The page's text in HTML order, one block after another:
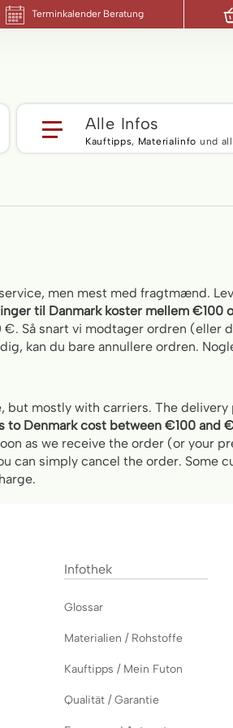
Terminkalender Beratung
Alle Infos
Kauftipps, Materialinfo und
men mest med fragtmænd.
til Danmark koster mellem €100
Så snart vi modtager ordren
kan du bare annullere ordren.
mostly with carriers. The
to Denmark cost between €100 and
as we receive the order (or your
can simply cancel the order. Some
Infothek
Glossar
Materialien / Rohstoffe
Kauftipps / Mein Futon
Qualität / Garantie